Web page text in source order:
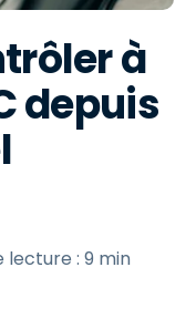
à
depuis
lecture : 9 min